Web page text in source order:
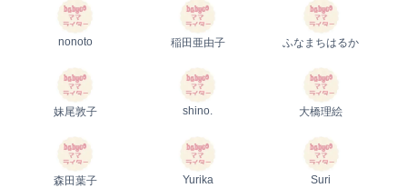
nonoto 稲田亜由子 ふなまちはるか
妹尾敦子 shino. 大橋理絵
森田葉子 Yurika Suri